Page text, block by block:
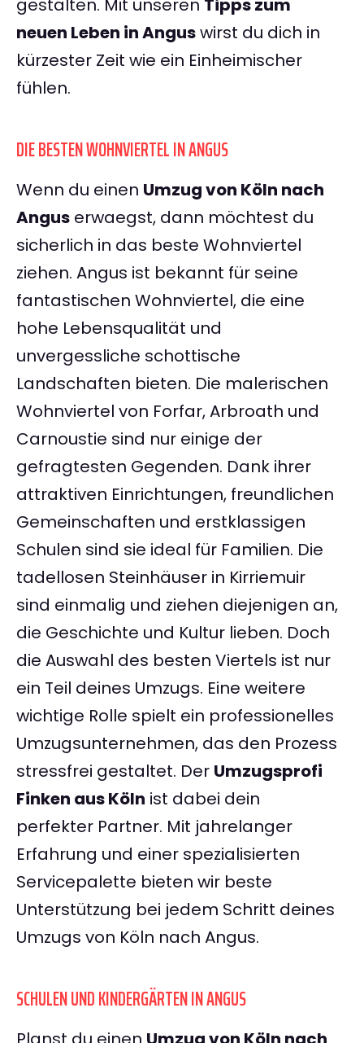
gestalten. Mit unseren Tipps zum
neuen Leben in Anguswirst du dich in
kürzester Zeit wie ein Einheimischer
fühlen.
DIE BESTEN WOHNVIERTEL IN ANGUS
Wenn du einen Umzug von Köln nach
Angus erwaegst, dann möchtest du
sicherlich in das beste Wohnviertel
ziehen. Angus ist bekannt für seine
fantastischen Wohnviertel, die eine
hohe Lebensqualität und
unvergessliche schottische
Landschaften bieten. Die malerischen
Wohnviertel von Forfar, Arbroath und
Carnoustie sind nur einige der
gefragtesten Gegenden. Dank ihrer
attraktiven Einrichtungen, freundlichen
Gemeinschaften und erstklassigen
Schulen sind sie ideal für Familien. Die
tadellosen Steinhäuser in Kirriemuir
sind einmalig und ziehen diejenigen an,
die Geschichte und Kultur lieben. Doch
die Auswahl des besten Viertels ist nur
ein Teil deines Umzugs. Eine weitere
wichtige Rolle spielt ein professionelles
Umzugsunternehmen, das den Prozess
stressfrei gestaltet. Der Umzugsprofi
Finken aus Köln ist dabei dein
perfekter Partner. Mit jahrelanger
Erfahrung und einer spezialisierten
Servicepalette bieten wir beste
Unterstützung bei jedem Schritt deines
Umzugs von Köln nach Angus.
SCHULEN UND KINDERGÄRTEN IN ANGUS